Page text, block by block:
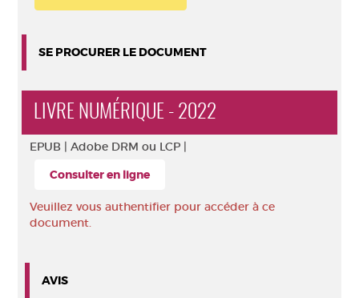
SE PROCURER LE DOCUMENT
LIVRE NUMÉRIQUE - 2022
EPUB | Adobe DRM ou LCP |
Consulter en ligne
Veuillez vous authentifier pour accéder à ce
document.
AVIS